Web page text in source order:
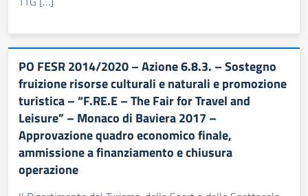
PO FESR 2014/2020 – Azione 6.8.3. – Sostegno
fruizione risorse culturali e naturali e promozione
turistica – “F.RE.E – The Fair for Travel and
Leisure” – Monaco di Baviera 2017 –
Approvazione quadro economico finale,
ammissione a finanziamento e chiusura
operazione